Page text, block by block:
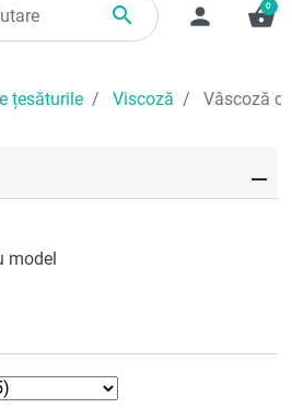
 person shopping_basket
0
țesăturile Viscoză Vâscoză
model